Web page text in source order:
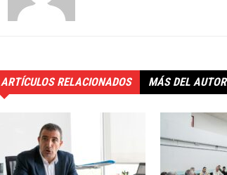
ARTÍCULOS RELACIONADOS MÁS DEL AUTOR